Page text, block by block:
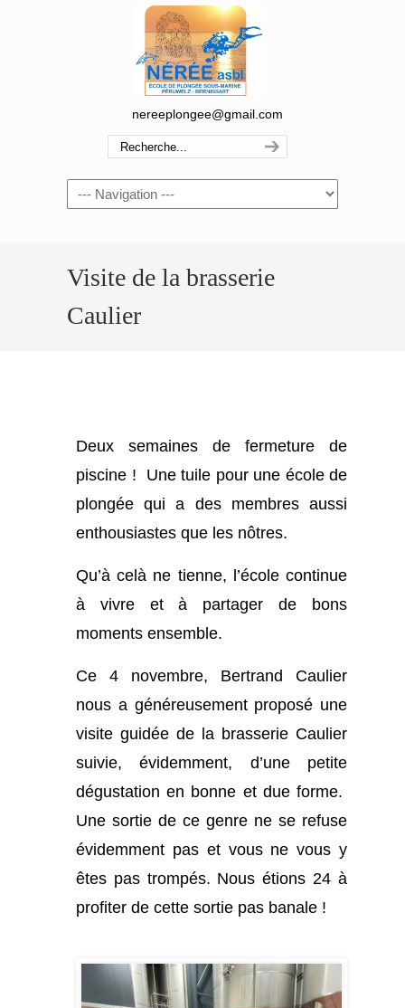
nereeplongee@gmail.com
Navigation
Visite de la brasserie
Caulier
Deux semaines de fermeture de
piscine ! Une tuile pour une école de
plongée qui a des membres aussi
enthousiastes que les nôtres.
Qu’à celà ne tienne, l’école continue
à vivre et à partager de bons
moments ensemble.
Ce 4 novembre, Bertrand Caulier
nous a généreusement proposé une
visite guidée de la brasserie Caulier
suivie, évidemment, d’une petite
dégustation en bonne et due forme.
Une sortie de ce genre ne se refuse
évidemment pas et vous ne vous y
êtes pas trompés. Nous étions 24 à
profiter de cette sortie pas banale !